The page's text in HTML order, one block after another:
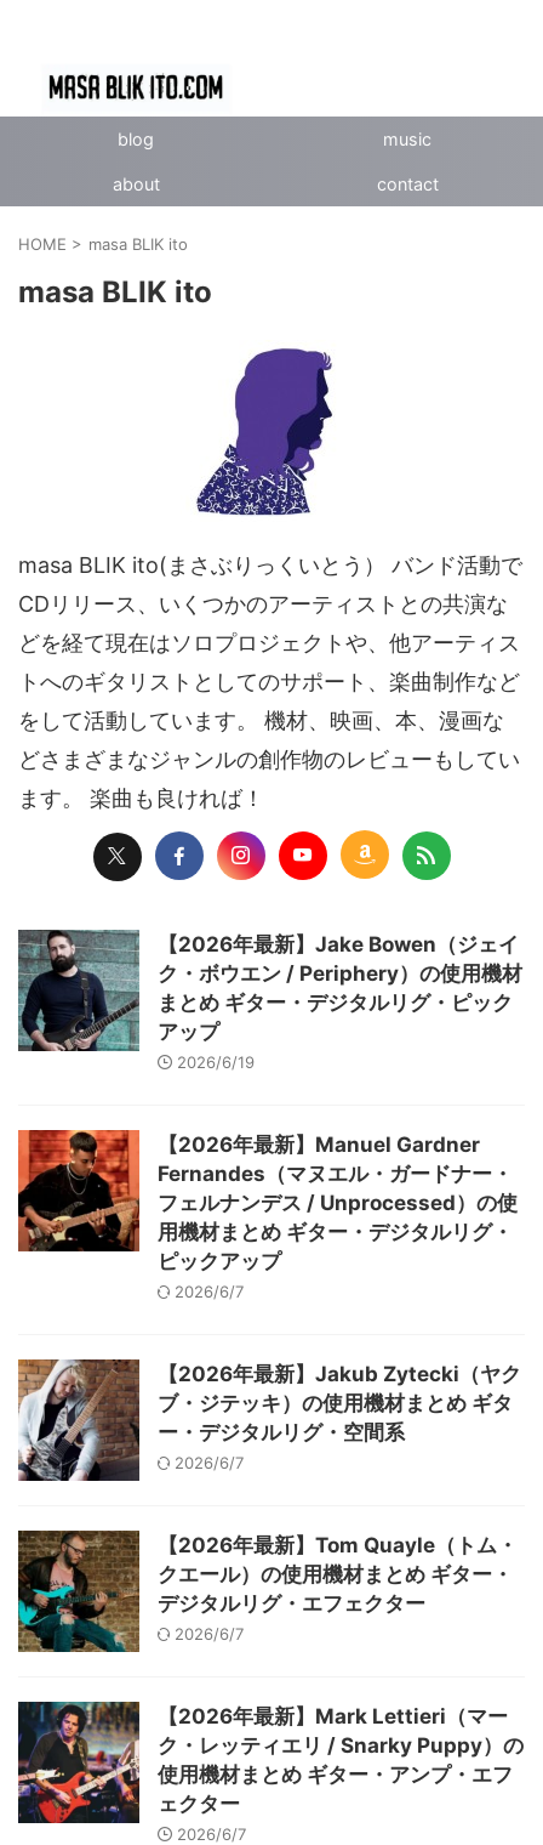
blog music
about contact
HOME > masa BLIK ito
masa BLIK ito
masa BLIK ito(まさぶりっくいとう） バンド活動で
CDリリース、いくつかのアーティストとの共演な
どを経て現在はソロプロジェクトや、他アーティス
トへのギタリストとしてのサポート、楽曲制作など
をして活動しています。 機材、映画、本、漫画な
どさまざまなジャンルの創作物のレビューもしてい
ます。 楽曲も良ければ！
【2026年最新】Jake Bowen（ジェイ
ク・ボウエン / Periphery）の使用機材
まとめ ギター・デジタルリグ・ピック
アップ
2026/6/19
【2026年最新】Manuel Gardner
Fernandes（マヌエル・ガードナー・
フェルナンデス / Unprocessed）の使
用機材まとめ ギター・デジタルリグ・
ピックアップ
2026/6/7
【2026年最新】Jakub Zytecki（ヤク
ブ・ジテッキ）の使用機材まとめ ギタ
ー・デジタルリグ・空間系
2026/6/7
【2026年最新】Tom Quayle（トム・
クエール）の使用機材まとめ ギター・
デジタルリグ・エフェクター
2026/6/7
【2026年最新】Mark Lettieri（マー
ク・レッティエリ / Snarky Puppy）の
使用機材まとめ ギター・アンプ・エフ
ェクター
2026/6/7